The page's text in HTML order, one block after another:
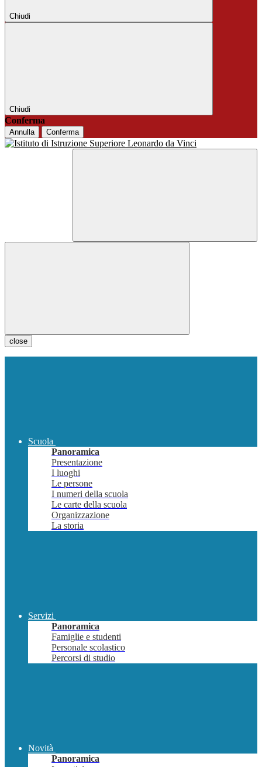
Chiudi
Chiudi
Conferma
Annulla Conferma
close
Scuola
Panoramica
Presentazione
I luoghi
Le persone
I numeri della scuola
Le carte della scuola
Organizzazione
La storia
Servizi
Panoramica
Famiglie e studenti
Personale scolastico
Percorsi di studio
Novità
Panoramica